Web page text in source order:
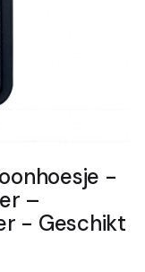
-
–
- Geschikt